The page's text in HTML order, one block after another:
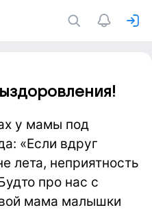
у мамы под
«Если вдруг
лета, неприятность
про нас с
мама малышки